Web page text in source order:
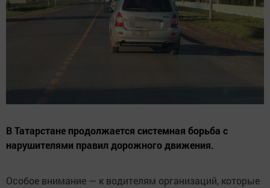
В Татарстане продолжается системная борьба с
нарушителями правил дорожного движения.
Особое внимание — к водителям организаций, которые